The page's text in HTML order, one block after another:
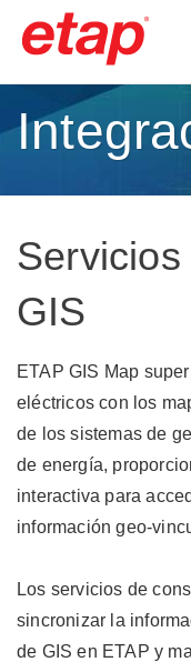
GIS
ETAP GIS Map
eléctricos con los
de los sistemas de
de energía,
interactiva para
información geo-
Los servicios de
sincronizar la
de GIS en ETAP y